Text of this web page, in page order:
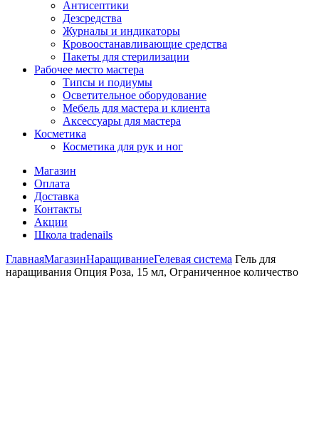
Антисептики
Дезсредства
Журналы и индикаторы
Кровоостанавливающие средства
Пакеты для стерилизации
Рабочее место мастера
Типсы и подиумы
Осветительное оборудование
Мебель для мастера и клиента
Аксессуары для мастера
Косметика
Косметика для рук и ног
Магазин
Оплата
Доставка
Контакты
Акции
Школа tradenails
ГлавнаяМагазинНаращиваниеГелевая система Гель для
наращивания Опция Роза, 15 мл, Ограниченное количество